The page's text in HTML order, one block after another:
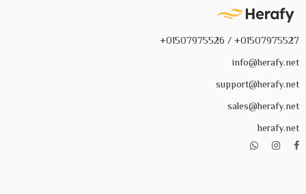
01507975527+ / 01507975526+
info@herafy.net
support@herafy.net
sales@herafy.net
herafy.net